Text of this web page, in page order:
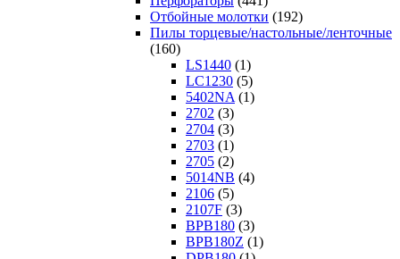
Отбойные молотки (192)
Пилы торцевые/настольные/ленточные
(160)
LS1440 (1)
LC1230 (5)
5402NA (1)
2702 (3)
2704 (3)
2703 (1)
2705 (2)
5014NB (4)
2106 (5)
2107F (3)
BPB180 (3)
BPB180Z (1)